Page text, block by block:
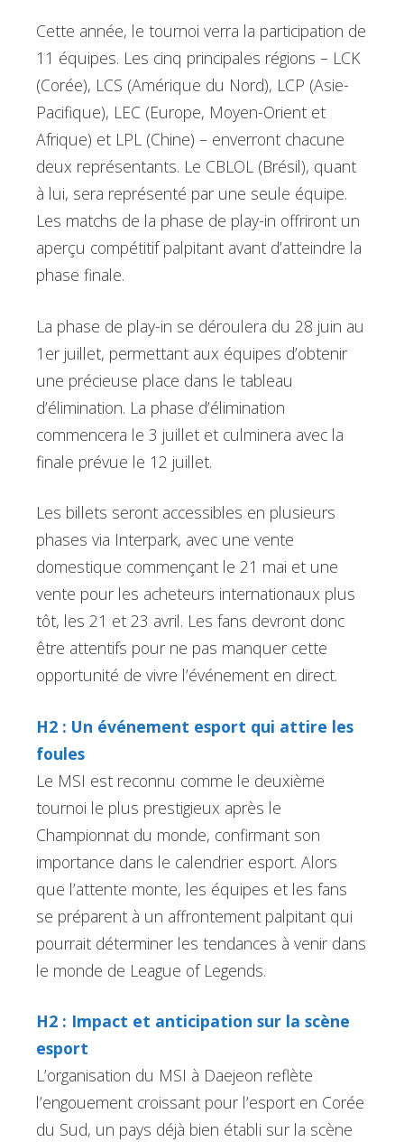
Cette année, le tournoi verra la participation de
11 équipes. Les cinq principales régions – LCK
(Corée), LCS (Amérique du Nord), LCP (Asie-
Pacifique), LEC (Europe, Moyen-Orient et
Afrique) et LPL (Chine) – enverront chacune
deux représentants. Le CBLOL (Brésil), quant
à lui, sera représenté par une seule équipe.
Les matchs de la phase de play-in offriront un
aperçu compétitif palpitant avant d’atteindre la
phase finale.
La phase de play-in se déroulera du 28 juin au
1er juillet, permettant aux équipes d’obtenir
une précieuse place dans le tableau
d’élimination. La phase d’élimination
commencera le 3 juillet et culminera avec la
finale prévue le 12 juillet.
Les billets seront accessibles en plusieurs
phases via Interpark, avec une vente
domestique commençant le 21 mai et une
vente pour les acheteurs internationaux plus
tôt, les 21 et 23 avril. Les fans devront donc
être attentifs pour ne pas manquer cette
opportunité de vivre l’événement en direct.
H2 : Un événement esport qui attire les
foules
Le MSI est reconnu comme le deuxième
tournoi le plus prestigieux après le
Championnat du monde, confirmant son
importance dans le calendrier esport. Alors
que l’attente monte, les équipes et les fans
se préparent à un affrontement palpitant qui
pourrait déterminer les tendances à venir dans
le monde de League of Legends.
H2 : Impact et anticipation sur la scène
esport
L’organisation du MSI à Daejeon reflète
l’engouement croissant pour l’esport en Corée
du Sud, un pays déjà bien établi sur la scène